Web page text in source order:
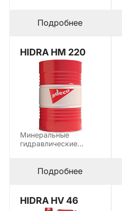
современных
гидравлических
Подробнее
HIDRA HM 220
Минеральные
гидравлические
современных
гидравлических
Подробнее
HIDRA HV 46